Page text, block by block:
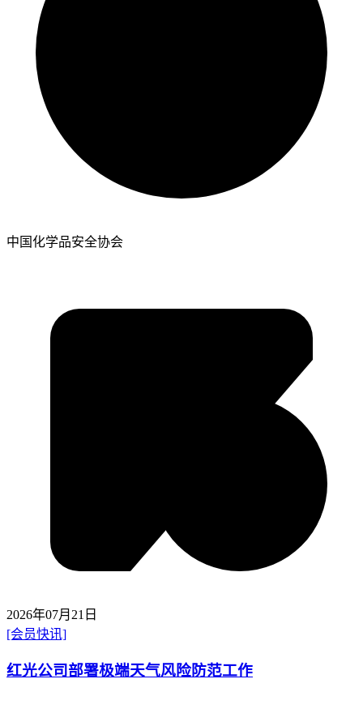
中国化学品安全协会
2026年07月21日
[会员快讯]
红光公司部署极端天气风险防范工作